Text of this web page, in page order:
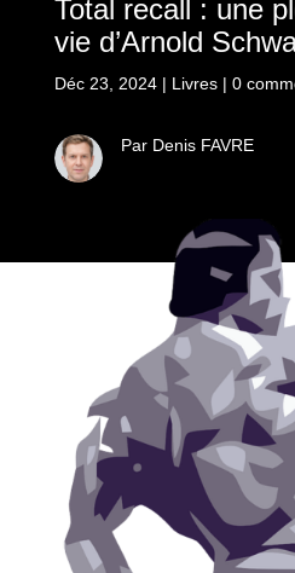
Total recall : une
vie d’Arnold
Déc 23, 2024| Livres| 0
Par Denis FAVRE